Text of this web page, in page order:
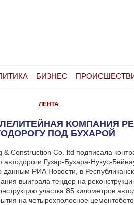
БИЗНЕС
ЛЕНТА
КОМПАНИЯ
ПОД БУХАРОЙ
Construction Co. ltd подписала
автодороги Гузар-Бухара-Нукус-
данным РИА Новости, в
выиграла тендер на
участка 85 километров
на четырехполосное